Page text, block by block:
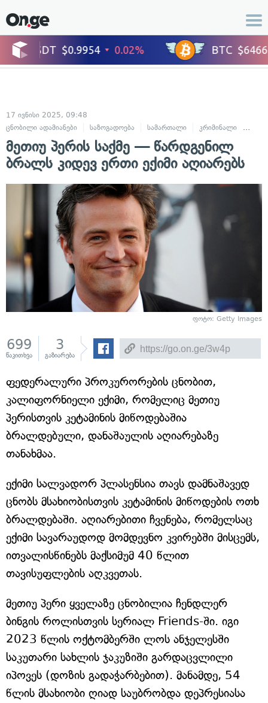
17 ივნისი 2025, 09:48
ცნობილი ადამიანები
საზოგადოება სამართალი კრიმინალი
მეთიუ პერის საქმე — წარდგენილ
ბრალს კიდევ ერთი ექიმი აღიარებს
ფოტო: Getty Images
699
წაკითხვა
3
გაზიარება
ფედერალური პროკურორების ცნობით,
კალიფორნიელი ექიმი, რომელიც მეთიუ
პერისთვის კეტამინის მიწოდებაშია
ბრალდებული, დანაშაულის აღიარებაზე
თანახმაა.
ექიმი სალვადორ პლასენსია თავს დამნაშავედ
ცნობს მსახიობისთვის კეტამინის მიწოდების ოთხ
ბრალდებაში. აღიარებითი ჩვენება, რომელსაც
ექიმი სავარაუდოდ მომდევნო კვირებში მისცემს,
ითვალისწინებს მაქსიმუმ 40 წლით
თავისუფლების აღკვეთას.
მეთიუ პერი ყველაზე ცნობილია ჩენდლერ
ბინგის როლისთვის სერიალ Friends-ში. იგი
2023 წლის ოქტომბერში ლოს ანჯელესში
საკუთარი სახლის ჯაკუზიში გარდაცვლილი
იპოვეს (დოზის გადაჭარბებით). მანამდე, 54
წლის მსახიობი ღიად საუბრობდა დეპრესიასა